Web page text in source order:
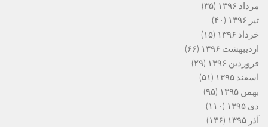
مرداد ۱۳۹۶
(۳۵)
تیر ۱۳۹۶
(۴۰)
خرداد ۱۳۹۶
(۱۵)
اردیبهشت ۱۳۹۶
(۶۶)
فروردین ۱۳۹۶
(۲۹)
اسفند ۱۳۹۵
(۵۱)
بهمن ۱۳۹۵
(۹۵)
دی ۱۳۹۵
(۱۱۰)
آذر ۱۳۹۵
(۱۳۶)